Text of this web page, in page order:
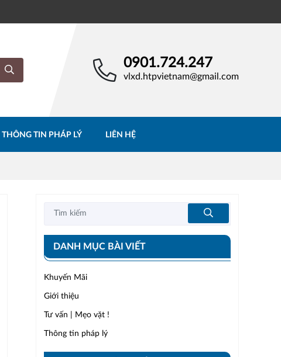
0901.724.247
vlxd.htpvietnam@gmail.com
THÔNG TIN PHÁP LÝ LIÊN HỆ
DANH MỤC BÀI VIẾT
Khuyến Mãi
Giới thiệu
Tư vấn | Mẹo vặt !
Thông tin pháp lý